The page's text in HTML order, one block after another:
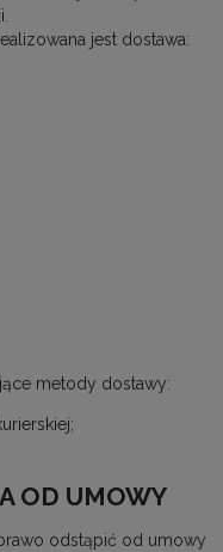
jest dostawa:
metody dostawy:
OD UMOWY
odstąpić od umowy